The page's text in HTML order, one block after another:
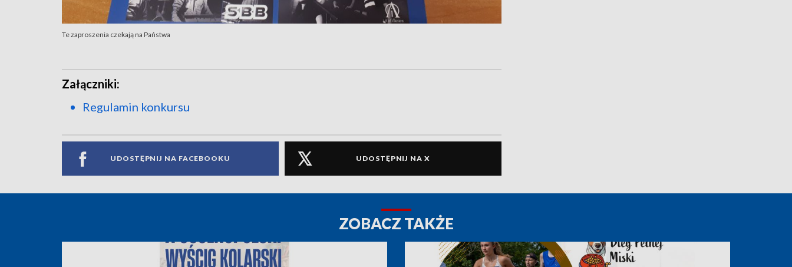
Te zaproszenia czekają na Państwa
Załączniki:
Regulamin konkursu
UDOSTĘPNIJ NA FACEBOOKU UDOSTĘPNIJ NA X
ZOBACZ TAKŻE